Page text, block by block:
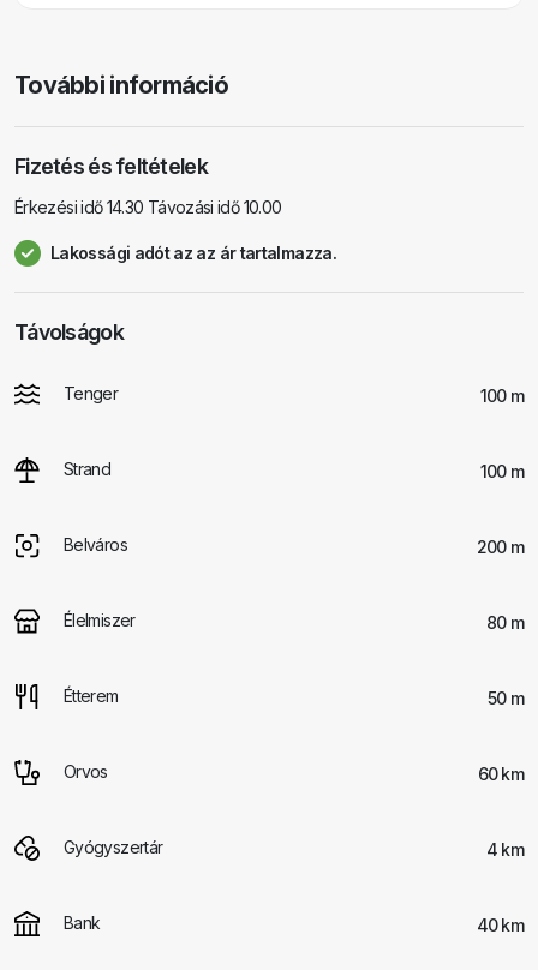
További információ
Fizetés és feltételek
Érkezési idő 14.30 Távozási idő 10.00
Lakossági adót az az ár tartalmazza.
Távolságok
Tenger 100 m
Strand 100 m
Belváros 200 m
Élelmiszer 80 m
Étterem 50 m
Orvos 60 km
Gyógyszertár 4 km
Bank 40 km